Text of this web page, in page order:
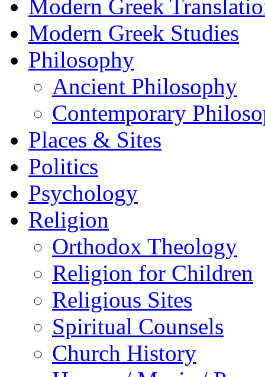
Modern Greek
Modern Greek Studies
Philosophy
Ancient Philosophy
Contemporary
Places & Sites
Politics
Psychology
Religion
Orthodox Theology
Religion for Children
Religious Sites
Spiritual Counsels
Church History